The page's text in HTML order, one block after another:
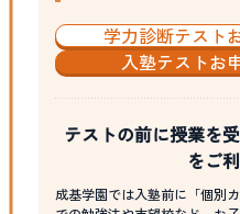
学力診断テスト
入塾テストお
テストの前に授業を
をご
成基学園では入塾前に「個別